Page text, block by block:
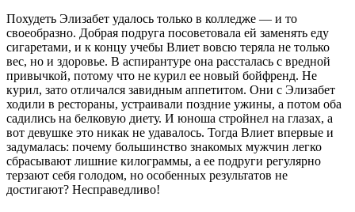
Похудеть Элизабет удалось только в колледже — и то
своеобразно. Добрая подруга посоветовала ей заменять еду
сигаретами, и к концу учебы Влиет вовсю теряла не только
вес, но и здоровье. В аспирантуре она рассталась с вредной
привычкой, потому что не курил ее новый бойфренд. Не
курил, зато отличался завидным аппетитом. Они с Элизабет
ходили в рестораны, устраивали поздние ужины, а потом оба
садились на белковую диету. И юноша стройнел на глазах, а
вот девушке это никак не удавалось. Тогда Влиет впервые и
задумалась: поче­му большинство знакомых муж­чин легко
сбрасывают лишние килограммы, а ее подруги регулярно
терзают себя голодом, но особен­ных результатов не
достигают? Несправедливо!